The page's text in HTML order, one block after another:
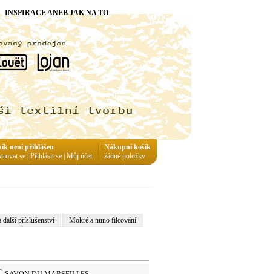
další příslušenství
Mokré a nuno filcování
INSPIRACE ANEB JAK NA TO
Nákupní košík
žádné položky
není přihlášen
se Přihlásit se Můj účet